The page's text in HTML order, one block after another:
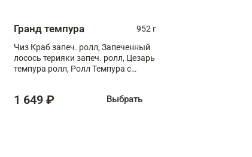
Гранд темпура
952 г
Чиз Краб запеч. ролл, Запеченный
лосось терияки запеч. ролл, Цезарь
темпура ролл, Ролл Темпура с
1 649 ₽ Выбрать